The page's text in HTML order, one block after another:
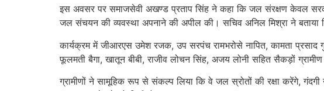
इस अवसर पर समाजसेवी अखण्ड प्रताप सिंह ने कहा कि जल संरक्षण केवल
जल संचयन की व्यवस्था अपनाने की अपील की। सचिव अनिल मिश्रा ने बताया
कार्यक्रम में जीआरएस उमेश रजक, उप सरपंच रामभरोसे नापित, कामता प्रसाद
फूलमती बैगा, खातून बीबी, राजीव लोचन सिंह, अजय लोनी सहित सैकड़ों
ग्रामीणों ने सामूहिक रूप से संकल्प लिया कि वे जल स्रोतों की रक्षा करेंगे,